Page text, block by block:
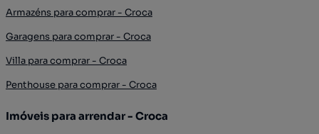
Armazéns para comprar - Croca
Garagens para comprar - Croca
Villa para comprar - Croca
Penthouse para comprar - Croca
Imóveis para arrendar - Croca